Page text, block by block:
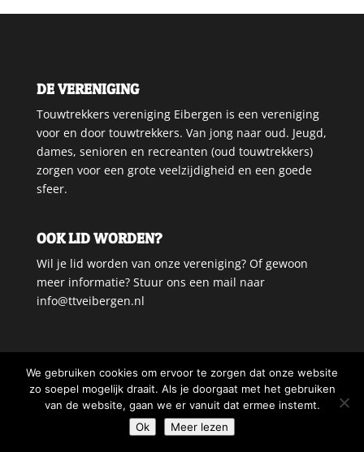
DE VERENIGING
Touwtrekkers vereniging Eibergen is een vereniging
voor en door touwtrekkers. Van jong naar oud. Jeugd,
dames, senioren en recreanten (oud touwtrekkers)
zorgen voor een grote veelzijdigheid en een goede
sfeer.
OOK LID WORDEN?
Wil je lid worden van onze vereniging? Of gewoon
meer informatie? Stuur ons een mail naar
info@ttveibergen.nl
Deze website is gerealiseerd door
We gebruiken cookies om ervoor te zorgen dat onze website
zo soepel mogelijk draait. Als je doorgaat met het gebruiken
van de website, gaan we er vanuit dat ermee instemt.
Ok
Meer lezen